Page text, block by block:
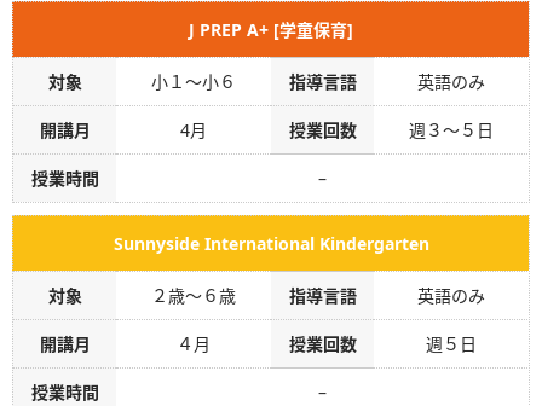
J PREP A+ [学童保育]
対象 小１～小６ 指導言語 英語のみ
開講月 4月 授業回数 週３～５日
授業時間 –
Sunnyside International Kindergarten
対象 ２歳～６歳 指導言語 英語のみ
開講月 ４月 授業回数 週５日
授業時間 –